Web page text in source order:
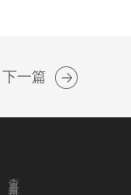
下一篇
查看手机端